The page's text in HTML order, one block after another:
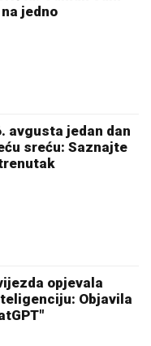
jedno
avgusta jedan dan
sreću: Saznajte
opjevala
Objavila